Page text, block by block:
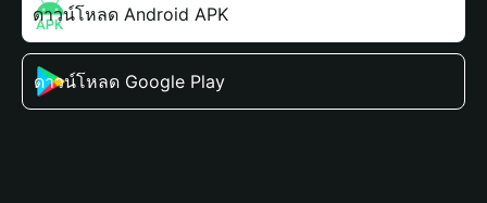
ดาวน์โหลด Android APK
ดาวน์โหลด Google Play